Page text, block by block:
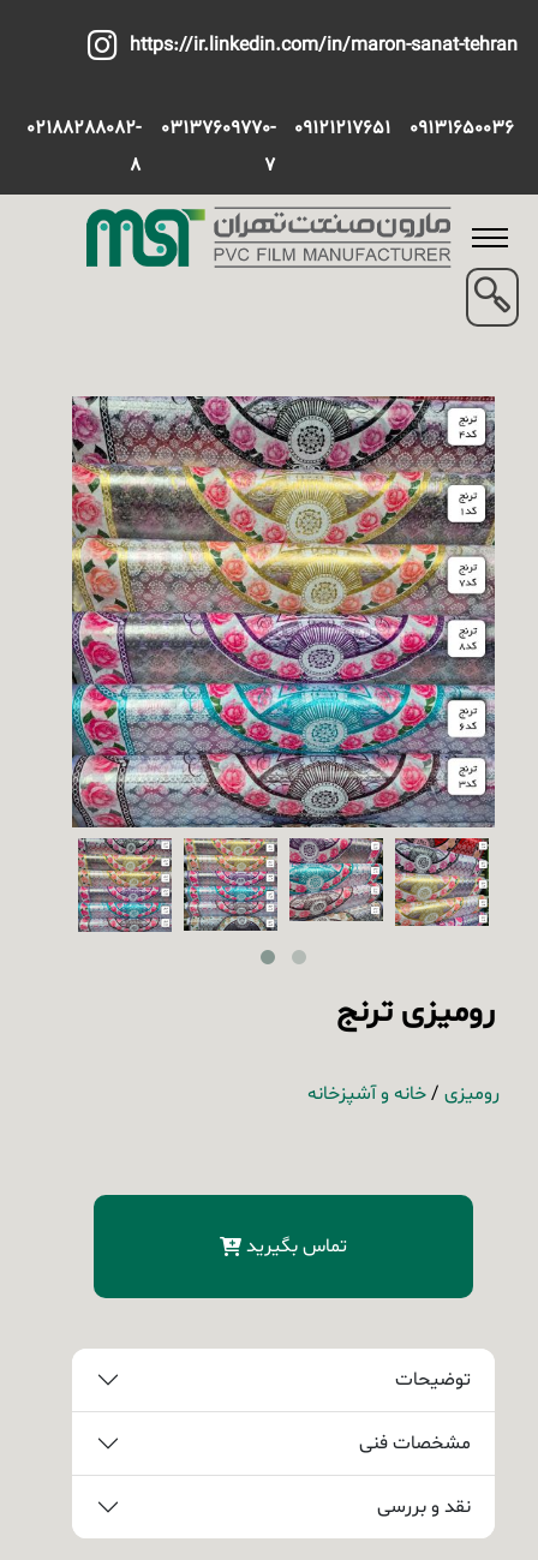
https://ir.linkedin.com/in/maron-sanat-tehran
09131650036
09121217651
03137609770-
7
02188288082-
8
رومیزی ترنج
رومیزی /خانه و آشپزخانه
تماس بگیرید
توضیحات
مشخصات فنی
نقد و بررسی